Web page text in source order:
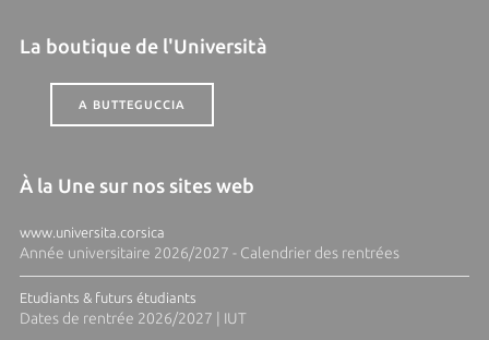
La boutique de l'Università
A BUTTEGUCCIA
À la Une sur nos sites web
www.universita.corsica
Année universitaire 2026/2027 - Calendrier des rentrées
Etudiants & futurs étudiants
Dates de rentrée 2026/2027 | IUT